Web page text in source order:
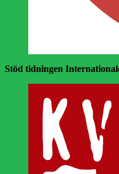
Stöd tidningen